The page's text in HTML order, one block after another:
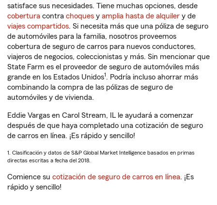
satisface sus necesidades. Tiene muchas opciones, desde
cobertura contra choques y amplia hasta de alquiler y de
viajes compartidos. Si necesita más que una póliza de seguro
de automóviles para la familia, nosotros proveemos
cobertura de seguro de carros para nuevos conductores,
viajeros de negocios, coleccionistas y más. Sin mencionar que
State Farm es el proveedor de seguro de automóviles más
grande en los Estados Unidos1. Podría incluso ahorrar más
combinando la compra de las pólizas de seguro de
automóviles y de vivienda.
Eddie Vargas en Carol Stream, IL le ayudará a comenzar
después de que haya completado una cotización de seguro
de carros en línea. ¡Es rápido y sencillo!
1. Clasificación y datos de S&P Global Market Intelligence basados en primas
directas escritas a fecha del 2018.
Comience su cotización de seguro de carros en línea. ¡Es
rápido y sencillo!